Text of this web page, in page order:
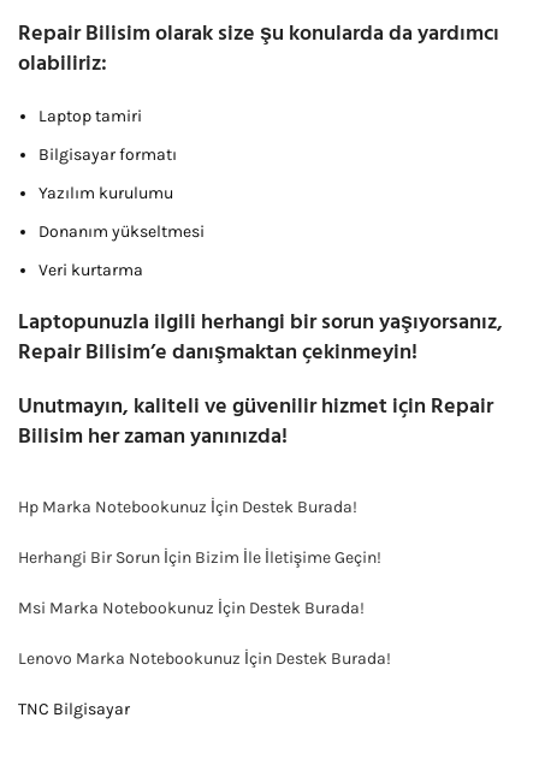
Repair Bilisim olarak size şu konularda da yardımcı
olabiliriz:
Laptop tamiri
Bilgisayar formatı
Yazılım kurulumu
Donanım yükseltmesi
Veri kurtarma
Laptopunuzla ilgili herhangi bir sorun yaşıyorsanız,
Repair Bilisim’e danışmaktan çekinmeyin!
Unutmayın, kaliteli ve güvenilir hizmet için Repair
Bilisim her zaman yanınızda!
Hp Marka Notebookunuz İçin Destek Burada!
Herhangi Bir Sorun İçin Bizim İle İletişime Geçin!
Msi Marka Notebookunuz İçin Destek Burada!
Lenovo Marka Notebookunuz İçin Destek Burada!
TNC Bilgisayar